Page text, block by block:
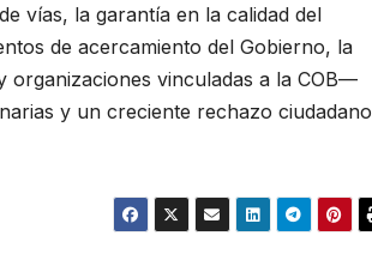
vías, la garantía en la calidad del
de acercamiento del Gobierno, la
organizaciones vinculadas a la COB—
y un creciente rechazo ciudadano